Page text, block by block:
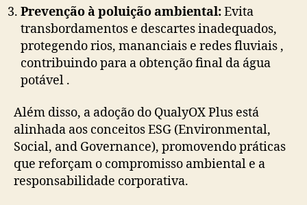
Prevenção à poluição ambiental:Evita
transbordamentos e descartes inadequados,
protegendo rios, mananciais e redes fluviais ,
contribuindo para a obtenção final da água
potável .
Além disso, a adoção do QualyOX Plus está
alinhada aos conceitos ESG (Environmental,
Social, and Governance), promovendo práticas
que reforçam o compromisso ambiental e a
responsabilidade corporativa.